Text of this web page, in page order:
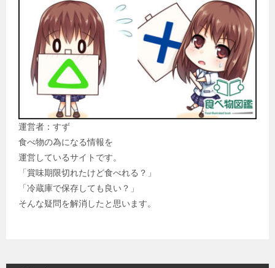
運営者：すず
食べ物の為になる情報を
運営しているサイトです。
「賞味期限切れたけど食べれる？」
「冷蔵庫で保存しても良い？」
そんな疑問を解消したと思います。